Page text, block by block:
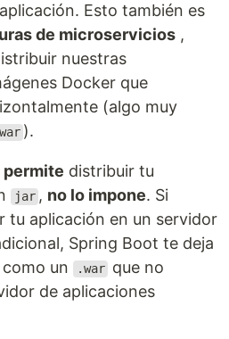
Esto también es
de microservicios ,
nuestras
Docker que
(algo muy
).
permite distribuir tu
jar , no lo impone. Si
tu aplicación en un servidor
Spring Boot te deja
un
.war que no
de aplicaciones